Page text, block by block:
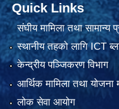
Quick Links
संघीय मामिला तथा सामान्य
स्थानीय तहको लागि ICT
केन्द्रीय पञ्जिकरण विभाग
आर्थिक मामिला तथा
लोक सेवा आयोग